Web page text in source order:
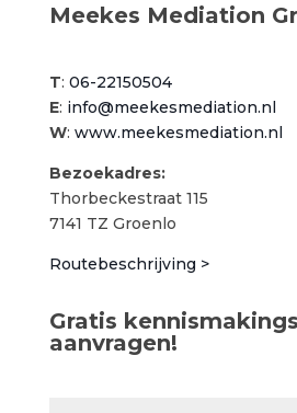
Meekes Mediation
T: 06-22150504
E: info@meekesmediation.nl
W: www.meekesmediation.nl
Bezoekadres:
Thorbeckestraat 115
7141 TZ Groenlo
Routebeschrijving >
Gratis
aanvragen!